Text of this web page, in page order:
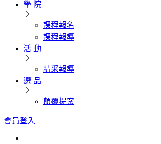
學 院
課程報名
課程報導
活 動
精采報導
選 品
顛覆提案
會員登入